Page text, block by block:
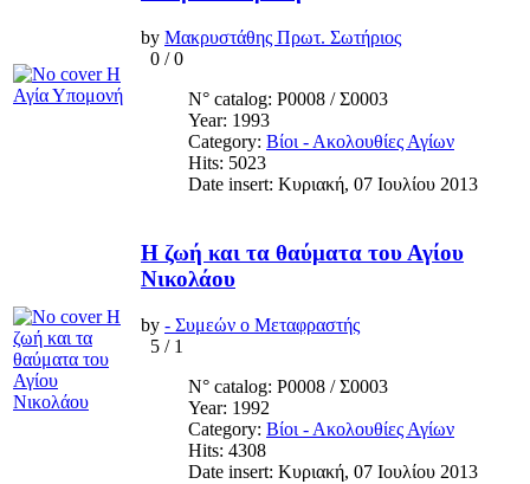
by Μακρυστάθης Πρωτ. Σωτήριος
0 /0
N° catalog: Ρ0008 / Σ0003
Year: 1993
Category: Βίοι - Ακολουθίες Αγίων
Hits: 5023
Date insert: Κυριακή, 07 Ιουλίου 2013
Η ζωή και τα θαύματα του Αγίου
Νικολάου
by - Συμεών ο Μεταφραστής
5 / 1
N° catalog: Ρ0008 / Σ0003
Year: 1992
Category: Βίοι - Ακολουθίες Αγίων
Hits: 4308
Date insert: Κυριακή, 07 Ιουλίου 2013